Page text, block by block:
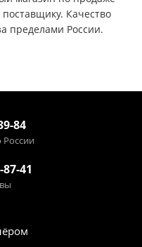
Качество
пределами России.
84
России
41